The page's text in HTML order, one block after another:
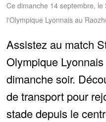
Ce dimanche 14 septembre,
l'Olympique Lyonnais au
Assistez au match
Olympique
dimanche soir.
de transport pour
stade depuis le